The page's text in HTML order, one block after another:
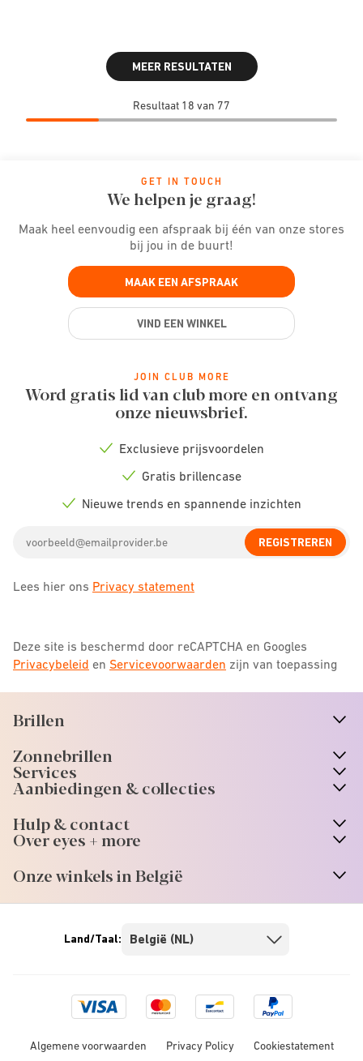
MEER RESULTATEN
Resultaat 18 van 77
GET IN TOUCH
We helpen je graag!
Maak heel eenvoudig een afspraak bij één van onze stores
bij jou in de buurt!
MAAK EEN AFSPRAAK
VIND EEN WINKEL
JOIN CLUB MORE
Word gratis lid van club more en ontvang
onze nieuwsbrief.
icon
Exclusieve prijsvoordelen
icon
Gratis brillencase
Nieuwe trends en spannende inzichten
address
REGISTREREN
Lees hier ons Privacy statement
Deze site is beschermd door reCAPTCHA en Googles
Privacybeleid en Servicevoorwaarden zijn van toepassing
Brillen
Zonnebrillen
Services
Aanbiedingen & collecties
Hulp & contact
Over eyes + more
Onze winkels in België
Visa
logo
Mastercard
logo
Bancontact
logo
Paypal
Land/Taal:
Algemene voorwaarden Privacy Policy Cookiestatement